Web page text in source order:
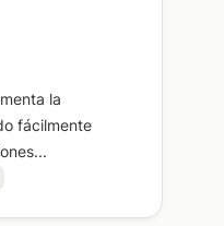
la
fácilmente